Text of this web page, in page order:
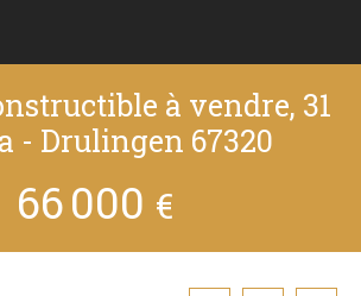
à vendre, 31
- Drulingen 67320
66 000 €